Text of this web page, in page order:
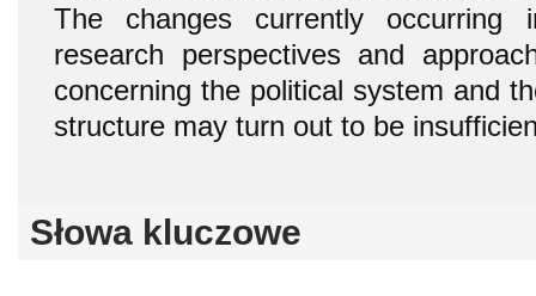
The changes currently occurring
research perspectives and
concerning the political system and
structure may turn out to be
Słowa kluczowe